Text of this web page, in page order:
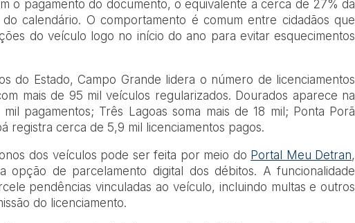
o pagamento do documento, o equivalente a cerca de 27% da
calendário. O comportamento é comum entre cidadãos que
do veículo logo no início do ano para evitar esquecimentos
do Estado, Campo Grande lidera o número de licenciamentos
mais de 95 mil veículos regularizados. Dourados aparece na
pagamentos; Três Lagoas soma mais de 18 mil; Ponta Porã
registra cerca de 5,9 mil licenciamentos pagos.
dos veículos pode ser feita por meio do Portal Meu Detran,
opção de parcelamento digital dos débitos. A funcionalidade
pendências vinculadas ao veículo, incluindo multas e outros
do licenciamento.